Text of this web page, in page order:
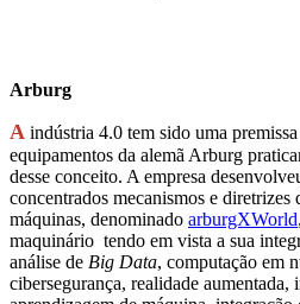
Arburg
A indústria 4.0 tem sido uma
equipamentos da alemã Arburg
desse conceito. A empresa
concentrados mecanismos e
máquinas, denominado arburgXWorld
maquinário tendo em vista a sua
análise de Big Data, computação em
cibersegurança, realidade aumentada,